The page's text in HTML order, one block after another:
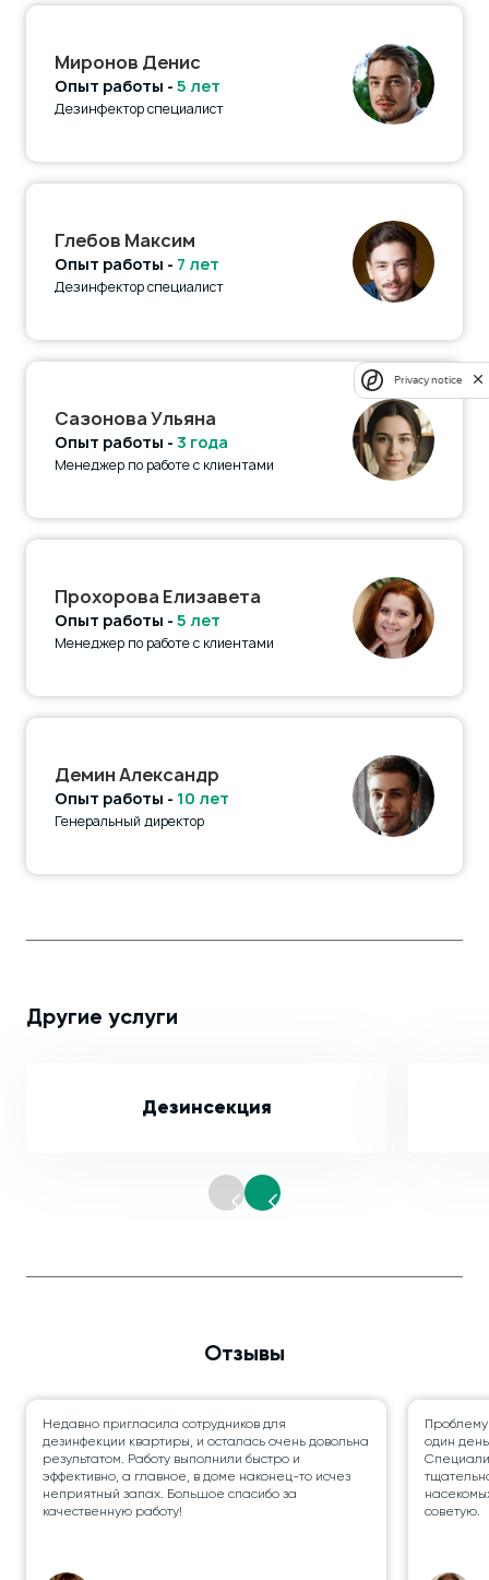
Миронов Денис
Опыт работы - 5 лет
Дезинфектор специалист
Глебов Максим
Опыт работы - 7 лет
Дезинфектор специалист
Сазонова Ульяна
Опыт работы - 3 года
Менеджер по работе с клиентами
Прохорова Елизавета
Опыт работы - 5 лет
Менеджер по работе с клиентами
Демин Александр
Опыт работы - 10 лет
Генеральный директор
Другие услуги
Дезинсекция
Отзывы
Недавно пригласила сотрудников для
дезинфекции квартиры, и осталась очень довольна
результатом. Работу выполнили быстро и
эффективно, а главное, в доме наконец-то исчез
неприятный запах. Большое спасибо за
качественную работу!
один
советую.
Privacy notice